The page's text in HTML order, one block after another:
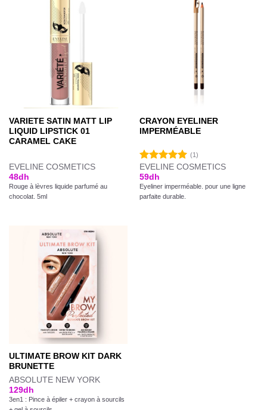
VARIETE SATIN MATT LIP
LIQUID LIPSTICK 01
CARAMEL CAKE
EVELINE COSMETICS
48dh
Rouge à lèvres liquide parfumé au
chocolat. 5ml
CRAYON EYELINER
IMPERMÉABLE
Note5.00
sur 5
(1)
EVELINE COSMETICS
59dh
Eyeliner imperméable. pour une ligne
parfaite durable.
ULTIMATE BROW KIT DARK
BRUNETTE
ABSOLUTE NEW YORK
129dh
3en1 : Pince à épiler + crayon à sourcils